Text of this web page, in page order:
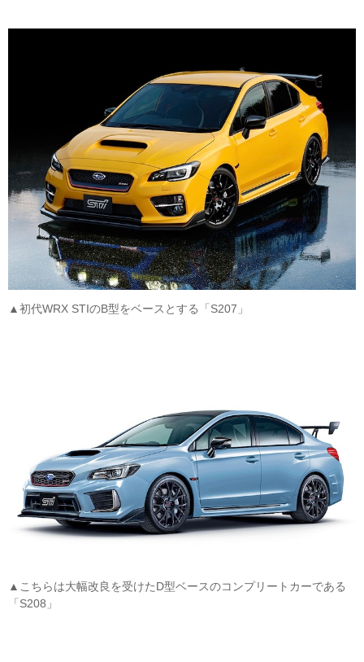
▲初代WRX STIのB型をベースとする「S207」
▲こちらは大幅改良を受けたD型ベースのコンプリートカーである
「S208」